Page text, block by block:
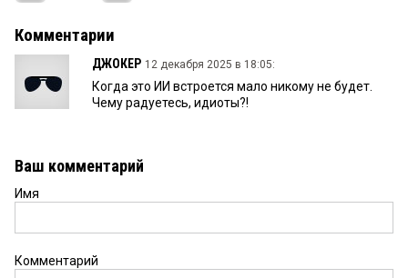
Комментарии
ДЖОКЕР 12 декабря 2025 в 18:05:
Когда это ИИ встроется мало никому не будет.
Чему радуетесь, идиоты?!
Ваш комментарий
Имя
Комментарий